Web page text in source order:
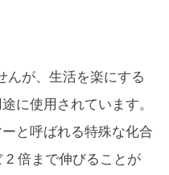
んが、生活を楽にする
に使用されています。
と呼ばれる特殊な化合
2 倍まで伸びることが